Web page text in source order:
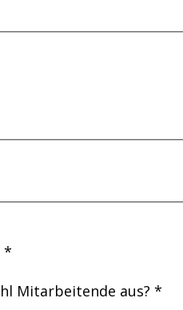
*
Mitarbeitende aus? *